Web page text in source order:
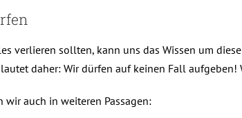
verlieren sollten, kann uns das Wissen um
daher: Wir dürfen auf keinen Fall
auch in weiteren Passagen: